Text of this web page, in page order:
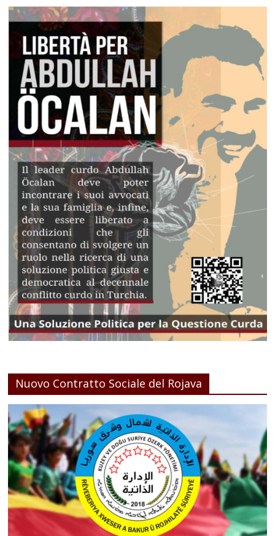
Nuovo Contratto Sociale del Rojava